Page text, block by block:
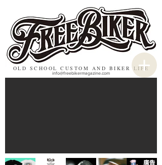
OLD SCHOOL CUSTOM AND BIKER LIFE
info@freebikermagazine.com